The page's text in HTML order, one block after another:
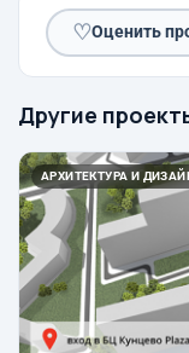
♡Оценить
Другие
АРХИТЕКТУРА И